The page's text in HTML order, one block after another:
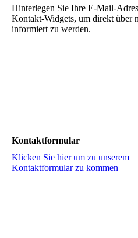
Hinterlegen Sie Ihre E-Mail-
Kontakt-Widgets, um direkt über
informiert zu werden.
Kontaktformular
Klicken Sie hier um zu unserem
Kon­takt­for­mu­lar zu kommen